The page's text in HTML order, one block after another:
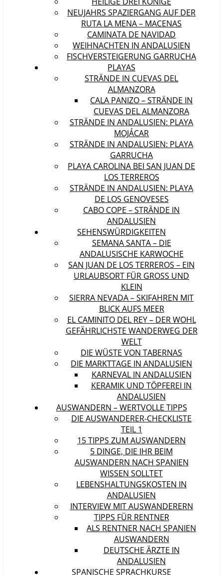
NEUJAHRS SPAZIERGANG AUF DER
RUTA LA MENA – MACENAS
CAMINATA DE NAVIDAD
WEIHNACHTEN IN ANDALUSIEN
FISCHVERSTEIGERUNG GARRUCHA
PLAYAS
STRÄNDE IN CUEVAS DEL
ALMANZORA
CALA PANIZO – STRÄNDE IN
CUEVAS DEL ALMANZORA
STRÄNDE IN ANDALUSIEN: PLAYA
MOJÁCAR
STRÄNDE IN ANDALUSIEN: PLAYA
GARRUCHA
PLAYA CAROLINA BEI SAN JUAN DE
LOS TERREROS
STRÄNDE IN ANDALUSIEN: PLAYA
DE LOS GENOVESES
CABO COPE – STRÄNDE IN
ANDALUSIEN
SEHENSWÜRDIGKEITEN
SEMANA SANTA – DIE
ANDALUSISCHE KARWOCHE
SAN JUAN DE LOS TERREROS – EIN
URLAUBSORT FÜR GROSS UND K
LEIN
SIERRA NEVADA – SKIFAHREN MIT
BLICK AUFS MEER
EL CAMINITO DEL REY – DER WOHL
GEFÄHRLICHSTE WANDERWEG DER
WELT
DIE WÜSTE VON TABERNAS
DIE MARKTTAGE IN ANDALUSIEN
KARNEVAL IN ANDALUSIEN
KERAMIK UND TÖPFEREI IN
ANDALUSIEN
AUSWANDERN – WERTVOLLE TIPPS
DIE AUSWANDERER-CHECKLISTE
TEIL 1
15 TIPPS ZUM AUSWANDERN
5 DINGE, DIE IHR BEIM
AUSWANDERN NACH SPANIEN
WISSEN SOLLTET
LEBENSHALTUNGSKOSTEN IN
ANDALUSIEN
INTERVIEW MIT AUSWANDERERN
TIPPS FÜR RENTNER
ALS RENTNER NACH SPANIEN
AUSWANDERN
DEUTSCHE ÄRZTE IN
ANDALUSIEN
SPANISCHE SPRACHKURSE